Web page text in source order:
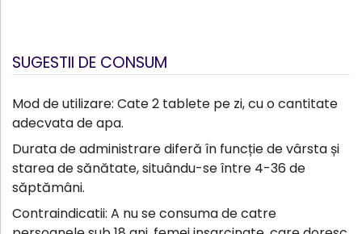
SUGESTII DE CONSUM
Mod de utilizare: Cate 2 tablete pe zi, cu o cantitate
adecvata de apa.
Durata de administrare diferă în funcție de vârsta și
starea de sănătate, situându-se între 4-36 de
săptămâni.
Contraindicatii: A nu se consuma de catre